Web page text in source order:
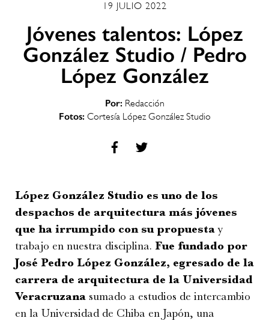
19 JULIO 2022
Jóvenes talentos: López
González Studio / Pedro
López González
Por: Redacción
Fotos: Cortesía López González Studio
López González Studio es uno de los
despachos de arquitectura más jóvenes
que ha irrumpido con su propuestay
trabajo en nuestra disciplina. Fue fundado por
José Pedro López González, egresado de la
carrera de arquitectura de la Universidad
Veracruzana sumado a estudios de intercambio
en la Universidad de Chiba en Japón, una